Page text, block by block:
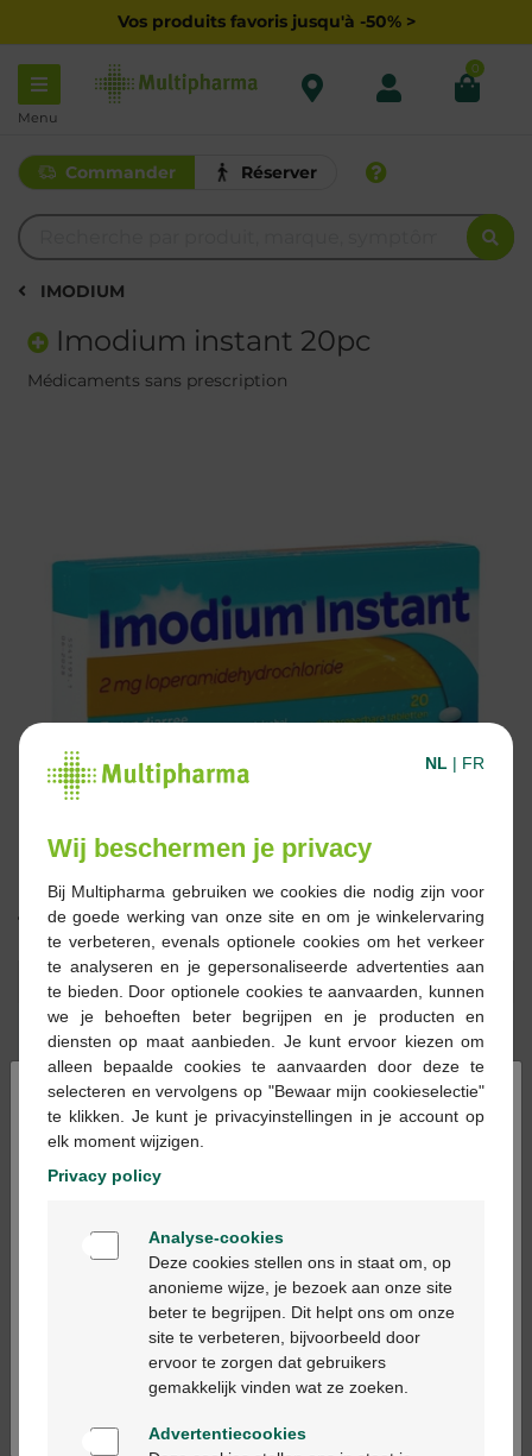
Vos produits favoris jusqu'à -50% >
Menu
0
Commander Réserver
IMODIUM
Imodium instant 20pc
Médicaments sans prescription
12,45 €
Commander Réserver
Stock épuisé
Les jours ouvrables commandé avant 12h, livré
le jour ouvrable suivant
Livraison à domicilegratuite
Paiement
sécurisé
Service clientèlepar chat ouformulaire de contact
Description du produit
Ce médicament n'est pas indiqué chez les enfants de moins
×
Bienvenue
Ga verder in het nederlands
Continuez en français
NL | FR
Wij beschermen je privacy
Bij Multipharma gebruiken we cookies die nodig zijn voor
de goede werking van onze site en om je winkelervaring
te verbeteren, evenals optionele cookies om het verkeer
te analyseren en je gepersonaliseerde advertenties aan
te bieden. Door optionele cookies te aanvaarden, kunnen
we je behoeften beter begrijpen en je producten en
diensten op maat aanbieden. Je kunt ervoor kiezen om
alleen bepaalde cookies te aanvaarden door deze te
selecteren en vervolgens op "Bewaar mijn cookieselectie"
te klikken. Je kunt je privacyinstellingen in je account op
elk moment wijzigen.
Privacy policy
Analyse-cookies
Deze cookies stellen ons in staat om, op
anonieme wijze, je bezoek aan onze site
beter te begrijpen. Dit helpt ons om onze
site te verbeteren, bijvoorbeeld door
ervoor te zorgen dat gebruikers
gemakkelijk vinden wat ze zoeken.
Advertentiecookies